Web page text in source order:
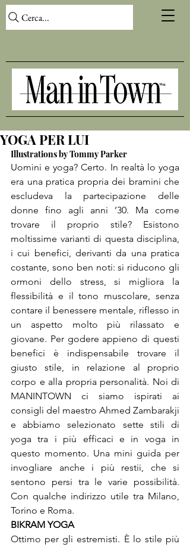
Cerca...
YOGA PER LUI
Illustrations by Tommy Parker
Uomini e yoga? Certo. In realtà lo yoga
era una pratica propria dei bramini che
escludeva la partecipazione delle
donne fino agli anni ’30. Ma come
trovare il proprio stile? Esistono
moltissime varianti di questa disciplina,
i cui benefici, derivanti da una pratica
costante, sono ben noti: si riducono gli
ormoni dello stress, si migliora la
flessibilità e il tono muscolare, senza
contare il benessere mentale, riflesso in
un aspetto molto più rilassato e
giovane. Per godere appieno di questi
benefici è indispensabile trovare il
giusto stile, in relazione al proprio
corpo e alla propria personalità. Noi di
MANINTOWN ci siamo ispirati ai
consigli del maestro Ahmed Zambarakji
e abbiamo selezionato sette stili di
yoga tra i più efficaci e in voga in
questo momento. Una mini guida per
invogliare anche i più restii, che si
sentono persi tra le varie possibilità.
Con qualche indirizzo utile tra Milano,
Torino e Roma.
BIKRAM YOGA
Ottimo per gli estremisti. È lo stile più